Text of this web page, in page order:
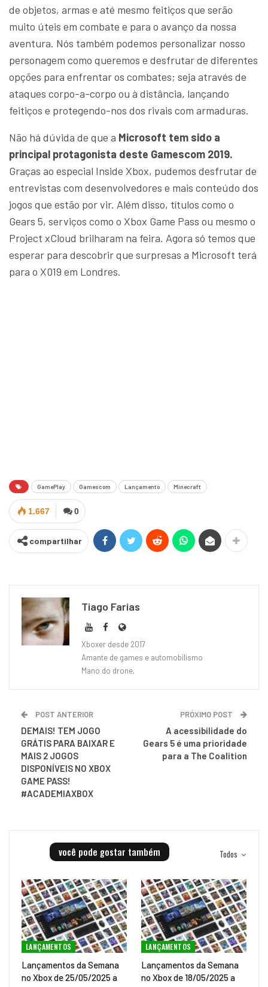
de objetos, armas e até mesmo feitiços que serão
muito úteis em combate e para o avanço da nossa
aventura. Nós também podemos personalizar nosso
personagem como queremos e desfrutar de diferentes
opções para enfrentar os combates; seja através de
ataques corpo-a-corpo ou à distância, lançando
feitiços e protegendo-nos dos rivais com armaduras.
Não há dúvida de que a Microsoft tem sido a
principal protagonista deste Gamescom 2019.
Graças ao especial Inside Xbox, pudemos desfrutar de
entrevistas com desenvolvedores e mais conteúdo dos
jogos que estão por vir. Além disso, títulos como o
Gears 5, serviços como o Xbox Game Pass ou mesmo o
Project xCloud brilharam na feira. Agora só temos que
esperar para descobrir que surpresas a Microsoft terá
para o X019 em Londres.
GamePlay Gamescom Lançamento Minecraft
0
1.667
compartilhar
Tiago Farias
Xboxer desde 2017
Amante de games e automobilismo
Mano do drone,
POST ANTERIOR
DEMAIS! TEM JOGO
GRÁTIS PARA BAIXAR E
MAIS 2 JOGOS
DISPONÍVEIS NO XBOX
GAME PASS!
#ACADEMIAXBOX
PRÓXIMO POST
A acessibilidade do
Gears 5 é uma prioridade
para a The Coalition
Todos
você pode gostar também
LANÇAMENTOS
Lançamentos da Semana
no Xbox de 25/05/2025 a
LANÇAMENTOS
Lançamentos da Semana
no Xbox de 18/05/2025 a